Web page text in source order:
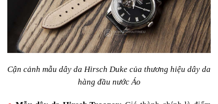
Cận cảnh mẫu dây da Hirsch Duke của thương hiệu dây da
hàng đầu nước Áo